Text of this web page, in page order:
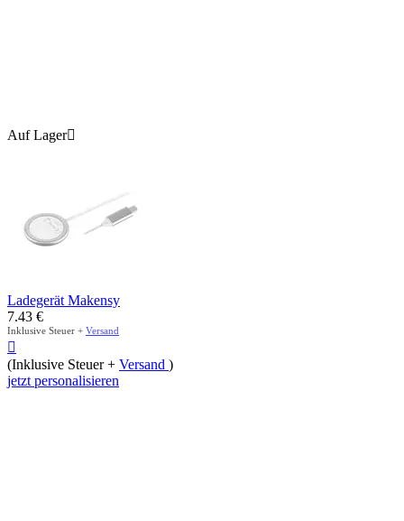
Auf Lager
Ladegerät Makensy
7.43 €
Inklusive Steuer + Versand

(Inklusive Steuer + Versand )
jetzt personalisieren